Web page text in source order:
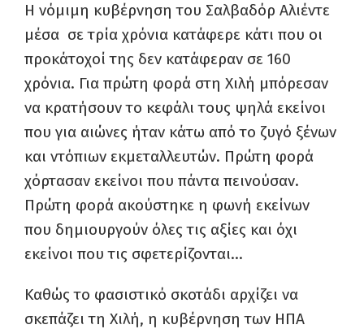
Η νόμιμη κυβέρνηση του Σαλβαδόρ Αλιέντε
μέσα σε τρία χρόνια κατάφερε κάτι που οι
προκάτοχοί της δεν κατάφεραν σε 160
χρόνια. Για πρώτη φορά στη Χιλή μπόρεσαν
να κρατήσουν το κεφάλι τους ψηλά εκείνοι
που για αιώνες ήταν κάτω από το ζυγό ξένων
και ντόπιων εκμεταλλευτών. Πρώτη φορά
χόρτασαν εκείνοι που πάντα πεινούσαν.
Πρώτη φορά ακούστηκε η φωνή εκείνων
που δημιουργούν όλες τις αξίες και όχι
εκείνοι που τις σφετερίζονται…
Καθώς το φασιστικό σκοτάδι αρχίζει να
σκεπάζει τη Χιλή, η κυβέρνηση των ΗΠΑ